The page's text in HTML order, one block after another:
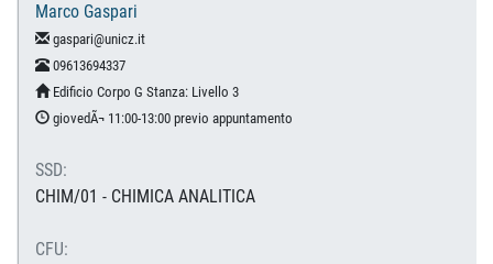
Marco Gaspari
gaspari@unicz.it
09613694337
Edificio Corpo G Stanza: Livello 3
giovedÃ¬ 11:00-13:00 previo appuntamento
SSD:
CHIM/01 - CHIMICA ANALITICA
CFU: